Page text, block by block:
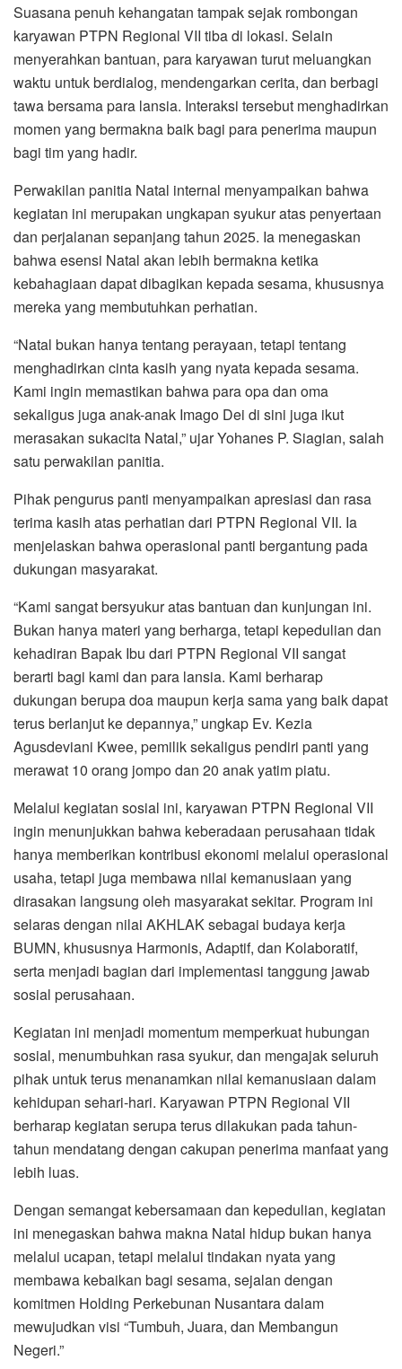
Suasana penuh kehangatan tampak sejak rombongan
karyawan PTPN Regional VII tiba di lokasi. Selain
menyerahkan bantuan, para karyawan turut meluangkan
waktu untuk berdialog, mendengarkan cerita, dan berbagi
tawa bersama para lansia. Interaksi tersebut menghadirkan
momen yang bermakna baik bagi para penerima maupun
bagi tim yang hadir.
Perwakilan panitia Natal internal menyampaikan bahwa
kegiatan ini merupakan ungkapan syukur atas penyertaan
dan perjalanan sepanjang tahun 2025. Ia menegaskan
bahwa esensi Natal akan lebih bermakna ketika
kebahagiaan dapat dibagikan kepada sesama, khususnya
mereka yang membutuhkan perhatian.
“Natal bukan hanya tentang perayaan, tetapi tentang
menghadirkan cinta kasih yang nyata kepada sesama.
Kami ingin memastikan bahwa para opa dan oma
sekaligus juga anak-anak Imago Dei di sini juga ikut
merasakan sukacita Natal,” ujar Yohanes P. Siagian, salah
satu perwakilan panitia.
Pihak pengurus panti menyampaikan apresiasi dan rasa
terima kasih atas perhatian dari PTPN Regional VII. Ia
menjelaskan bahwa operasional panti bergantung pada
dukungan masyarakat.
“Kami sangat bersyukur atas bantuan dan kunjungan ini.
Bukan hanya materi yang berharga, tetapi kepedulian dan
kehadiran Bapak Ibu dari PTPN Regional VII sangat
berarti bagi kami dan para lansia. Kami berharap
dukungan berupa doa maupun kerja sama yang baik dapat
terus berlanjut ke depannya,” ungkap Ev. Kezia
Agusdeviani Kwee, pemilik sekaligus pendiri panti yang
merawat 10 orang jompo dan 20 anak yatim piatu.
Melalui kegiatan sosial ini, karyawan PTPN Regional VII
ingin menunjukkan bahwa keberadaan perusahaan tidak
hanya memberikan kontribusi ekonomi melalui operasional
usaha, tetapi juga membawa nilai kemanusiaan yang
dirasakan langsung oleh masyarakat sekitar. Program ini
selaras dengan nilai AKHLAK sebagai budaya kerja
BUMN, khususnya Harmonis, Adaptif, dan Kolaboratif,
serta menjadi bagian dari implementasi tanggung jawab
sosial perusahaan.
Kegiatan ini menjadi momentum memperkuat hubungan
sosial, menumbuhkan rasa syukur, dan mengajak seluruh
pihak untuk terus menanamkan nilai kemanusiaan dalam
kehidupan sehari-hari. Karyawan PTPN Regional VII
berharap kegiatan serupa terus dilakukan pada tahun-
tahun mendatang dengan cakupan penerima manfaat yang
lebih luas.
Dengan semangat kebersamaan dan kepedulian, kegiatan
ini menegaskan bahwa makna Natal hidup bukan hanya
melalui ucapan, tetapi melalui tindakan nyata yang
membawa kebaikan bagi sesama, sejalan dengan
komitmen Holding Perkebunan Nusantara dalam
mewujudkan visi “Tumbuh, Juara, dan Membangun
Negeri.”